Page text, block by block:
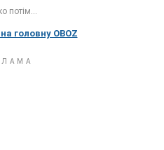
потім...
головну OBOZ